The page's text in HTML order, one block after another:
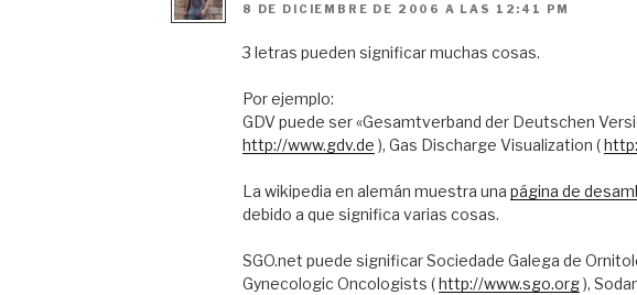
8 DE DICIEMBRE DE 2006 A LAS 12:41 PM
3 letras pueden significar muchas cosas.
Por ejemplo:
GDV puede ser «Gesamtverband der Deutschen
http://www.gdv.de ), Gas Discharge Visualization (
La wikipedia en alemán muestra una página de
debido a que significa varias cosas.
SGO.net puede significar Sociedade Galega de
Gynecologic Oncologists (http://www.sgo.org),